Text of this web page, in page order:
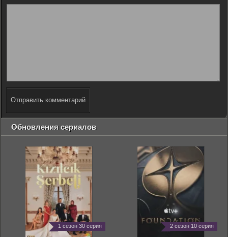
Отправить комментарий
Обновления сериалов
1 сезон 30 серия 2 сезон 10 серия